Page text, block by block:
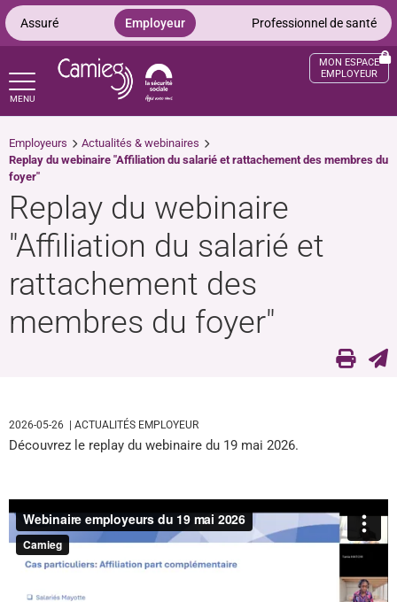
Panneau de gestion des cookies
Assuré Employeur Professionnel de santé
MENU
sourds et malentendants
MON ESPACE
EMPLOYEUR
Employeurs
Actualités & webinaires
Replay du webinaire "Affiliation du salarié et rattachement des membres du
foyer"
Replay du webinaire
"Affiliation du salarié et
rattachement des
membres du foyer"
2026-05-26 | ACTUALITÉS EMPLOYEUR
Découvrez le replay du webinaire du 19 mai 2026.